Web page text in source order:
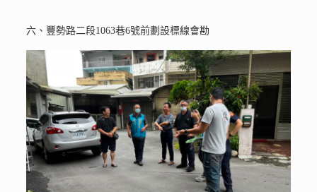
六、豐勢路二段1063巷6號前劃設標線會勘